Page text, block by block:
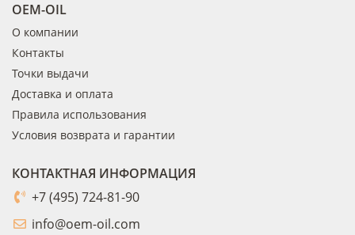
OEM-OIL
О компании
Контакты
Точки выдачи
Доставка и оплата
Правила использования
Условия возврата и гарантии
КОНТАКТНАЯ ИНФОРМАЦИЯ
+7 (495) 724-81-90
info@oem-oil.com